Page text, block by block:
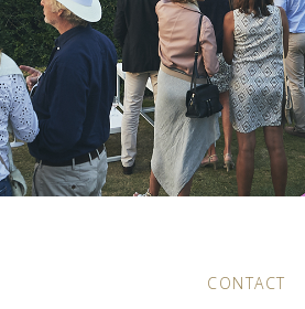
CONTACT